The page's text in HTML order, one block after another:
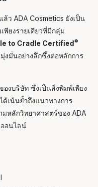
ว ADA Cosmetics ยังเป็น
พียงรายเดียวที่มีกลุ่ม
to Cradle Certified®
งมั่นอย่างลึกซึ้งต่อหลักการ
งบริษัท ซึ่งเป็นสิ่งพิมพ์เพียง
เน้นย้ำถึงแนวทางการ
หลักวิทยาศาสตร์ของ ADA
อนไลน์